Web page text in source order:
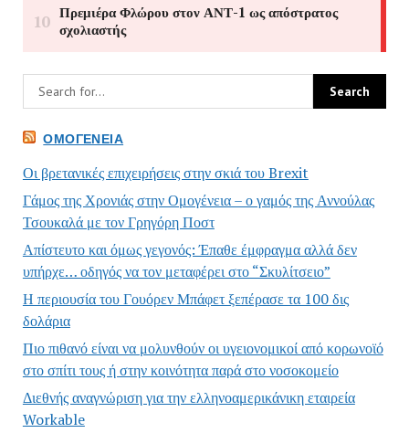
ΟΜΟΓΈΝΕΙΑ
Οι βρετανικές επιχειρήσεις στην σκιά του Brexit
Γάμος της Χρονιάς στην Ομογένεια – ο γαμός της Αννούλας
Τσουκαλά με τον Γρηγόρη Ποστ
Απίστευτο και όμως γεγονός: Έπαθε έμφραγμα αλλά δεν
υπήρχε… οδηγός να τον μεταφέρει στο “Σκυλίτσειο”
Η περιουσία του Γουόρεν Μπάφετ ξεπέρασε τα 100 δις
δολάρια
Πιο πιθανό είναι να μολυνθούν οι υγειονομικοί από κορωνοϊό
στο σπίτι τους ή στην κοινότητα παρά στο νοσοκομείο
Διεθνής αναγνώριση για την ελληνοαμερικάνικη εταιρεία
Workable